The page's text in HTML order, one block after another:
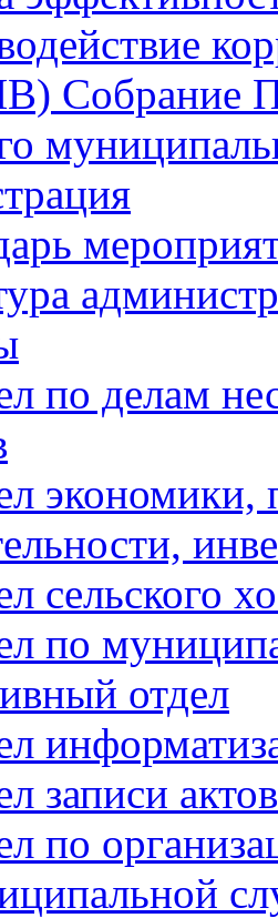
Собрание
по делам
экономики,
сельского
по
отдел
записи
по